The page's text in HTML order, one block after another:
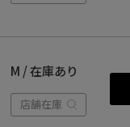
M / 在庫あり
店舗在庫